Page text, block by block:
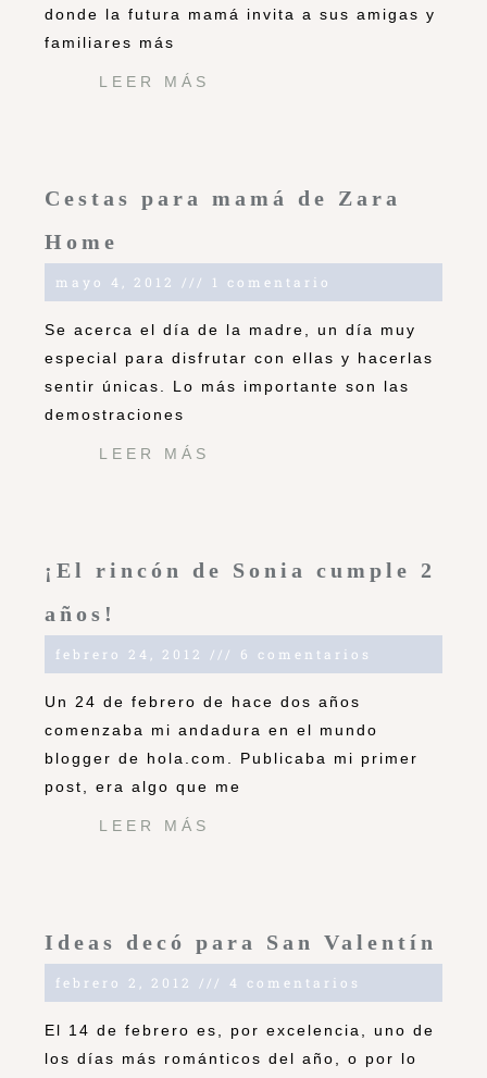
donde la futura mamá invita a sus amigas y
familiares más
LEER MÁS
Cestas para mamá de Zara
Home
mayo 4, 2012 1 comentario
Se acerca el día de la madre, un día muy
especial para disfrutar con ellas y hacerlas
sentir únicas. Lo más importante son las
demostraciones
LEER MÁS
¡El rincón de Sonia cumple 2
años!
febrero 24, 2012 6 comentarios
Un 24 de febrero de hace dos años
comenzaba mi andadura en el mundo
blogger de hola.com. Publicaba mi primer
post, era algo que me
LEER MÁS
Ideas decó para San Valentín
febrero 2, 2012 4 comentarios
El 14 de febrero es, por excelencia, uno de
los días más románticos del año, o por lo